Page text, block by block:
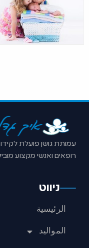
עמותת גושן פועלת
רופאים ואנשי מקצוע
ניווט
الرئيسية
المواليد